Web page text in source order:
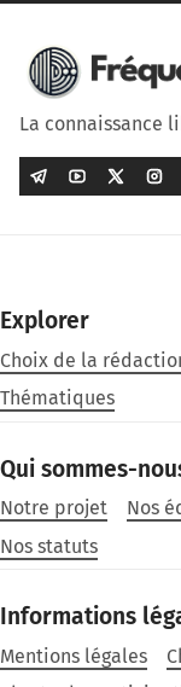
La connaissance
Explorer
Choix de la
Thématiques
Qui sommes-
Notre projet Nos
Nos statuts
Informations
Mentions légales